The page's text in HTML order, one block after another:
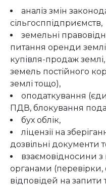
аналіз змін
сільгосппідприємств,
земельні
питання оренди
купівля-продаж
земель постійного
землі тощо),
оподаткування
ПДВ, блокування
бух облік,
ліцензії на
дозвільні документи
взаємовідносини
органами
відповідей на запити